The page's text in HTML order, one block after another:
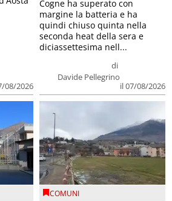
08/2026
di
Davide Pellegrino
il 07/08/2026
Cogne ha superato con
margine la batteria e ha
quindi chiuso quinta nella
seconda heat della sera e
diciassettesima nell...
COMUNI